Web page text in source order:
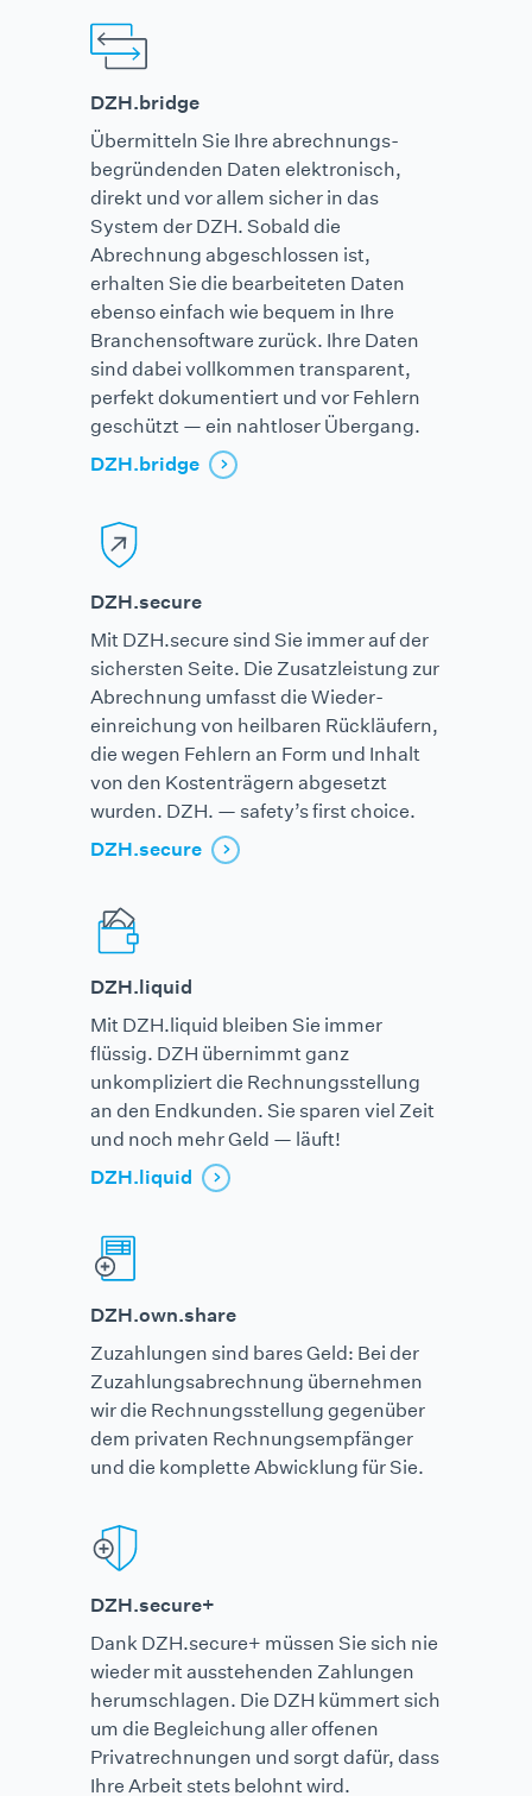
DZH.bridge
Übermitteln Sie Ihre abrechnungs­
begründenden Daten elektronisch,
direkt und vor allem sicher in das
System der DZH. Sobald die
Abrechnung abgeschlossen ist,
erhalten Sie die bearbeiteten Daten
ebenso einfach wie bequem in Ihre
Branchen­software zurück. Ihre Daten
sind dabei vollkommen transparent,
perfekt dokumentiert und vor Fehlern
geschützt — ein nahtloser Übergang.
DZH.bridge
DZH.secure
Mit DZH.secure sind Sie immer auf der
sichersten Seite. Die Zusatz­leistung zur
Abrechnung umfasst die Wieder­
einreichung von heilbaren Rückläufern,
die wegen Fehlern an Form und Inhalt
von den Kosten­trägern abgesetzt
wurden. DZH. — safety’s first choice.
DZH.secure
DZH.liquid
Mit DZH.liquid bleiben Sie immer
flüssig. DZH übernimmt ganz
unkompliziert die Rechnungs­stellung
an den Endkunden. Sie sparen viel Zeit
und noch mehr Geld — läuft!
DZH.liquid
DZH.own.share
Zuzahlungen sind bares Geld: Bei der
Zuzahlungs­abrechnung übernehmen
wir die Rechnungs­stellung gegenüber
dem privaten Rechnungs­empfänger
und die komplette Abwicklung für Sie.
DZH.secure+
Dank DZH.secure+ müssen Sie sich nie
wieder mit ausstehenden Zahlungen
herum­schlagen. Die DZH kümmert sich
um die Begleichung aller offenen
Privat­rechnungen und sorgt dafür, dass
Ihre Arbeit stets belohnt wird.